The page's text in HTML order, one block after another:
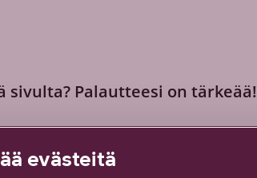
sivulta? Palautteesi on tärkeää!
En lainkaan
evästeitä